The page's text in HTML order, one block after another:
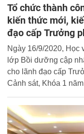
Tổ chức thành
kiến thức mới,
đạo cấp Trưởng
Ngày 16/9/2020, Học
lớp Bồi dưỡng cập
cho lãnh đạo cấp
Cảnh sát, Khóa 1